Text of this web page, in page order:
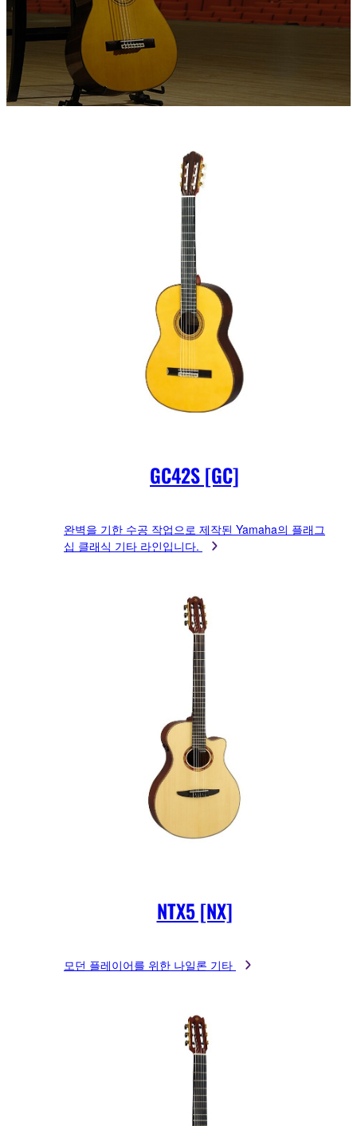
GC42S [GC]
완벽을 기한 수공 작업으로 제작된 Yamaha의 플래그
십 클래식 기타 라인입니다.
NTX5 [NX]
모던 플레이어를 위한 나일론 기타